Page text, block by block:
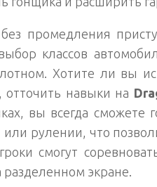
промедления
классов
Хотите ли вы
, отточить навыки на
вы всегда сможете
рулении, что
смогут
экране.